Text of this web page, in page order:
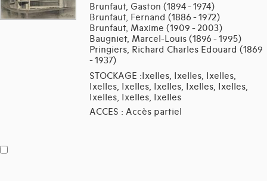
Brunfaut, Gaston (1894 - 1974)
Brunfaut, Fernand (1886 - 1972)
Brunfaut, Maxime (1909 - 2003)
Baugniet, Marcel-Louis (1896 - 1995)
Pringiers, Richard Charles Edouard (1869
- 1937)
STOCKAGE :Ixelles, Ixelles, Ixelles,
Ixelles, Ixelles, Ixelles, Ixelles, Ixelles,
Ixelles, Ixelles, Ixelles
ACCES : Accès partiel